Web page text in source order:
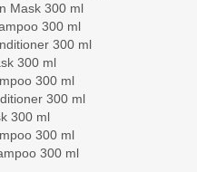
Mask 300 ml
300 ml
300 ml
300 ml
300 ml
300 ml
300 ml
300 ml
300 ml